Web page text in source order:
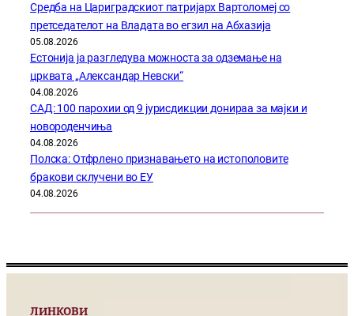
Средба на Цариградскиот патријарх Вартоломеј со
претседателот на Владата во егзил на Абхазија
05.08.2026
Естонија ја разгледува можноста за одземање на
црквата „Александар Невски“
04.08.2026
САД: 100 парохии од 9 јурисдикции донираа за мајки и
новороденчиња
04.08.2026
Полска: Отфрлено признавањето на истополовите
бракови склучени во ЕУ
04.08.2026
ЛИНКОВИ